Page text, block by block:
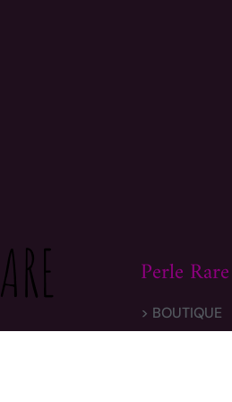
de découvrir
Perle Rare
> BOUTIQUE